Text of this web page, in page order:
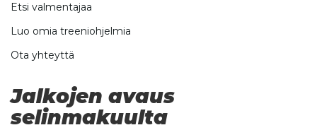
Etsi valmentajaa
Luo omia treeniohjelmia
Ota yhteyttä
Jalkojen avaus
selinmakuulta